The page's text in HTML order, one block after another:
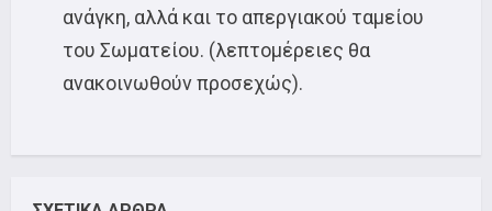
ανάγκη, αλλά και το απεργιακού ταμείου
του Σωματείου. (λεπτομέρειες θα
ανακοινωθούν προσεχώς).